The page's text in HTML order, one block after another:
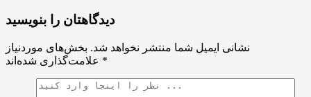
دیدگاهتان را بنویسید
نشانی ایمیل شما منتشر نخواهد شد. بخش‌های موردنیاز
*